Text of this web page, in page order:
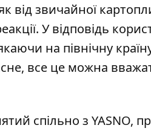
від звичайної
У відповідь
на північну
все це можна
спільно з YASNO,